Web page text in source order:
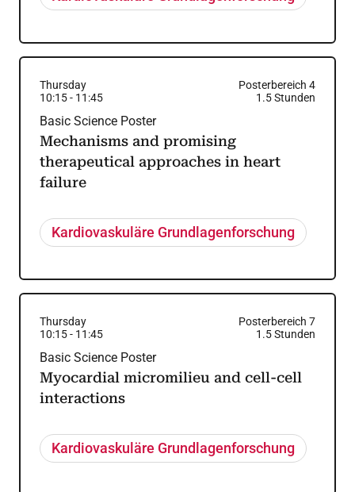
Thursday
Posterbereich 4
10:15- 11:45 1.5Stunden
Basic Science Poster
Mechanisms and promising
therapeutical approaches in heart
failure
Kardiovaskuläre Grundlagenforschung
Thursday
Posterbereich 7
10:15- 11:45 1.5Stunden
Basic Science Poster
Myocardial micromilieu and cell-cell
interactions
Kardiovaskuläre Grundlagenforschung